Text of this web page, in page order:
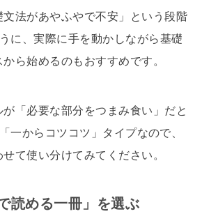
文法があやふやで不安」という段階
に、実際に手を動かしながら基礎
ら始めるのもおすすめです。
が「必要な部分をつまみ食い」だと
一からコツコツ」タイプなので、
て使い分けてみてください。
読める一冊」を選ぶ